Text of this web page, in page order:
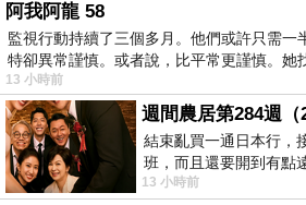
阿我阿龍 58
監視行動持續了三個多月。他們或許只需一
特卻異常謹慎。或者說，比平常更謹慎。她
13 小時前
結束亂買一通日本行，
班，而且還要開到有點
花不少錢，星期一出門
13 小時前